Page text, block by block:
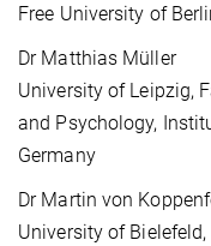
Free University of
Dr Matthias Müller
University of Leipzig,
and Psychology,
Germany
Dr Martin von
University of